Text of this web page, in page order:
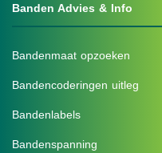
Banden Advies & Info
Bandenmaat opzoeken
Bandencoderingen uitleg
Bandenlabels
Bandenspanning